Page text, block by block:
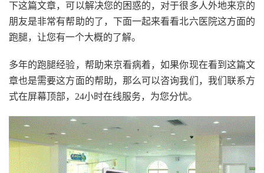
下这篇文章，可以解决您的困惑的，对于很多人外地来京的
朋友是非常有帮助的了，下面一起来看看北六医院这方面的
跑腿，让您有一个大概的了解。
多年的跑腿经验，帮助来京看病着，如果你现在看到这篇文
章也是需要这方面的帮助，那么可以咨询我们，我们联系方
式在屏幕顶部，24小时在线服务，为您分忧。